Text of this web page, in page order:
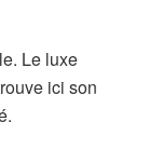
Le luxe
ici son